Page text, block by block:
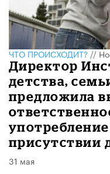
ЧТО ПРОИСХОДИТ?//
Директор
детства,
предложила
присутствии
31 мая